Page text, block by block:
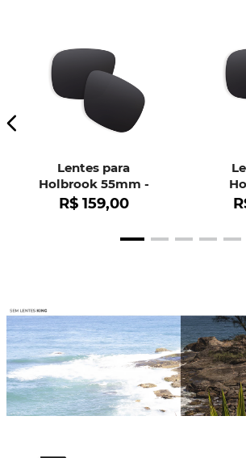
Lentes para
Holbrook 55mm -
OO9102
R$ 159,00